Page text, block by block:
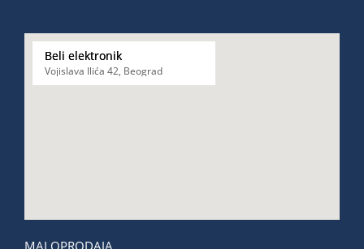
Beli elektronik
Vojislava Ilića 42, Beograd